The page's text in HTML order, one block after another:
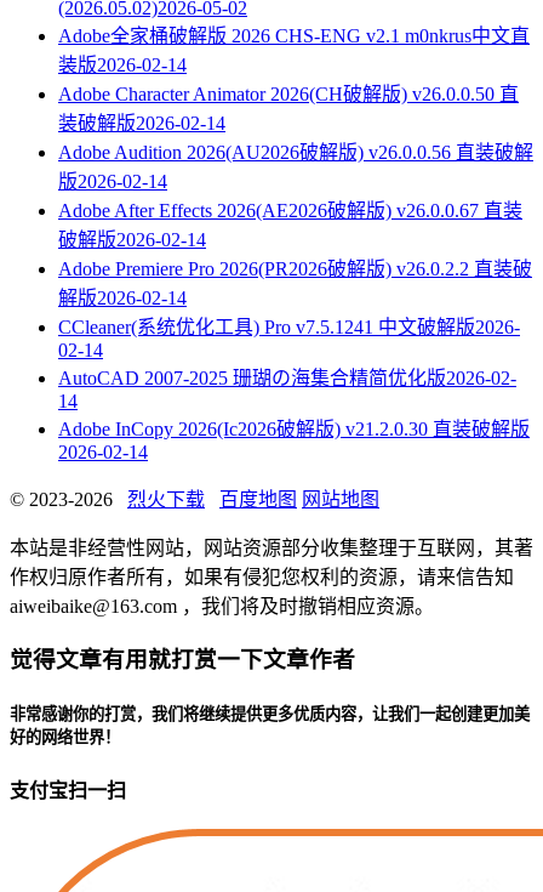
(2026.05.02)2026-05-02
Adobe全家桶破解版 2026 CHS-ENG v2.1 m0nkrus中文直
装版2026-02-14
Adobe Character Animator 2026(CH破解版) v26.0.0.50 直
装破解版2026-02-14
Adobe Audition 2026(AU2026破解版) v26.0.0.56 直装破解
版2026-02-14
Adobe After Effects 2026(AE2026破解版) v26.0.0.67 直装
破解版2026-02-14
Adobe Premiere Pro 2026(PR2026破解版) v26.0.2.2 直装破
解版2026-02-14
CCleaner(系统优化工具) Pro v7.5.1241 中文破解版2026-
02-14
AutoCAD 2007-2025 珊瑚の海集合精简优化版2026-02-
14
Adobe InCopy 2026(Ic2026破解版) v21.2.0.30 直装破解版
2026-02-14
© 2023-2026 烈火下载 百度地图 网站地图
本站是非经营性网站，网站资源部分收集整理于互联网，其著
作权归原作者所有，如果有侵犯您权利的资源，请来信告知
aiweibaike@163.com ，我们将及时撤销相应资源。
觉得文章有用就打赏一下文章作者
非常感谢你的打赏，我们将继续提供更多优质内容，让我们一起创建更加美
好的网络世界！
支付宝扫一扫